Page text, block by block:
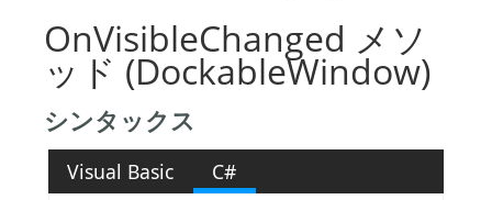
OnVisibleChanged メソ
ッド (DockableWindow)
シンタックス
Visual Basic C#